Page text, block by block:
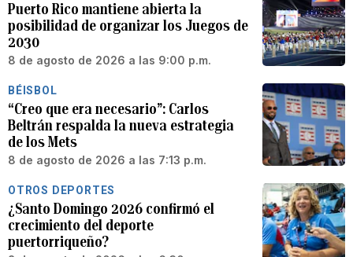
Puerto Rico mantiene abierta la
posibilidad de organizar los Juegos de
2030
8 de agosto de 2026 a las 9:00 p.m.
BÉISBOL
“Creo que era necesario”: Carlos
Beltrán respalda la nueva estrategia
de los Mets
8 de agosto de 2026 a las 7:13 p.m.
OTROS DEPORTES
¿Santo Domingo 2026 confirmó el
crecimiento del deporte
puertorriqueño?